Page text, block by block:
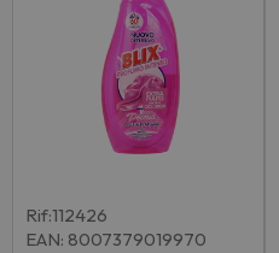
Rif:112426
EAN: 8007379019970